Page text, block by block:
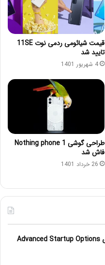
قیمت شیائومی ردمی نوت 11SE
تایید شد
4 شهریور 1401
طراحی گوشی Nothing phone 1
فاش شد
26 خرداد 1401
دسترسی به منوی Advanced Startup Options